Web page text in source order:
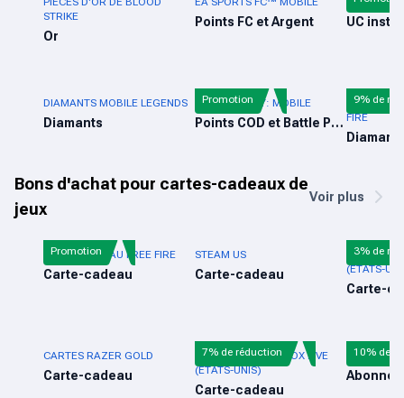
STRIKE
Or
Points FC et Argent UC
DIAMANTS MOBILE LEGENDS
Diamants
CALL OF DUTY: MOBILE
Points COD et Battle Pass
Promotion
FIRE
9% de
Bons d'achat pour cartes-cadeaux de
jeux
Voir plus
CARTE-CADEAU FREE FIRE
Carte-cadeau
Promotion STEAM US
Carte-cadeau
CARTE-
(ÉTATS-
Carte-
3% de
CARTES RAZER GOLD
Carte-cadeau
CARTE CADEAU XBOX LIVE
(ÉTATS-UNIS)
Carte-cadeau
7% de réduction 10% de